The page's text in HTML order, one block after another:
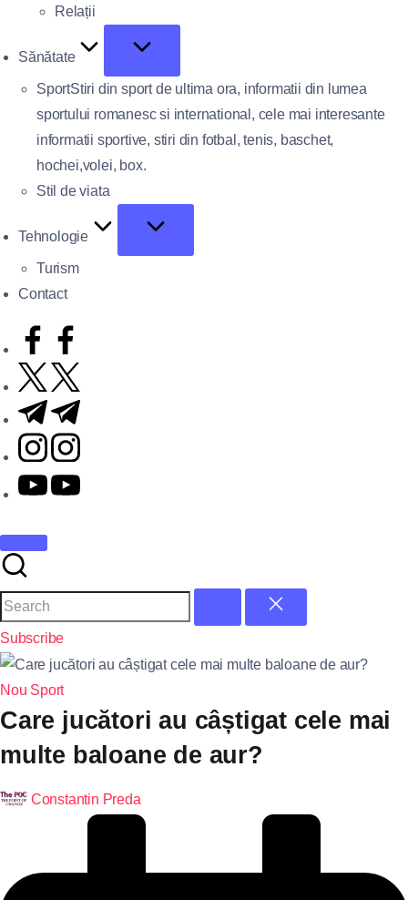
Relații
Sănătate
SportStiri din sport de ultima ora, informatii din lumea
sportului romanesc si international, cele mai interesante
informatii sportive, stiri din fotbal, tenis, baschet,
hochei,volei, box.
Stil de viata
Tehnologie
Turism
Contact
Subscribe
Nou Sport
Care jucători au câștigat cele mai
multe baloane de aur?
Constantin Preda